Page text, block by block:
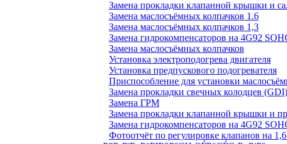
Замена прокладки клапанной крышки и
Замена маслосъёмных колпачков 1.6
Замена маслосъёмных колпачков 1,3
Замена гидрокомпенсаторов на 4G92
Замена маслосъёмных колпачков
Установка электроподогрева двигателя
Установка предпускового подогревателя
Приспособление для установки
Замена прокладки свечных колодцев (GDI)
Замена ГРМ
Замена прокладки клапанной крышки и
Замена гидрокомпенсаторов на 4G92
Фотоотчёт по регулировке клапанов на